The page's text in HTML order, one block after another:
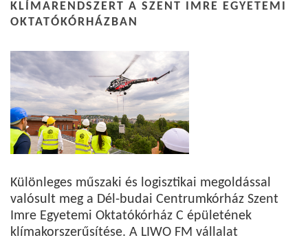
KLÍMARENDSZERT A SZENT IMRE EGYETEMI
OKTATÓKÓRHÁZBAN
Különleges műszaki és logisztikai megoldással
valósult meg a Dél-budai Centrumkórház Szent
Imre Egyetemi Oktatókórház C épületének
klímakorszerűsítése. A LIWO FM vállalat